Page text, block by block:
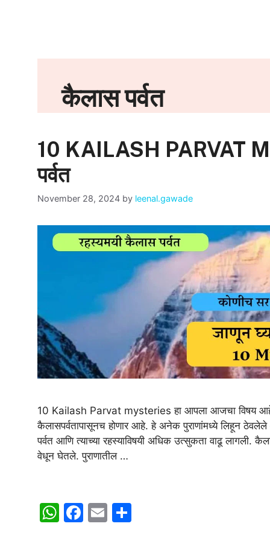
कैलास पर्वत
10 KAILASH PARVAT
पर्वत
November 28, 2024 by leenal.gawade
10 Kailash Parvat mysteries हा आपला आजचा विषय आहे.
कैलासपर्वतापासूनच होणार आहे. हे अनेक पुराणांमध्ये लिहून
पर्वत आणि त्याच्या रहस्याविषयी अधिक उत्सुकता वाढू लागली.
वेधून घेतले. पुराणातील …
W F
E